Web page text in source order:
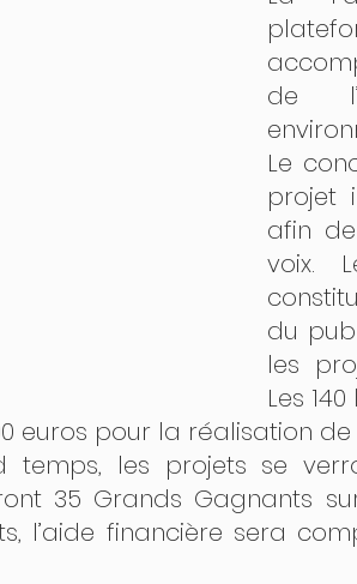
de
Le
projet
afin
voix.
du
les
Les
euros pour la réalisation
temps, les projets se
35 Grands Gagnants
l’aide financière sera